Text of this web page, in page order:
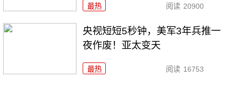
最热 阅读 20900
央视短短5秒钟，美军3年兵推一
夜作废！亚太变天
最热 阅读 16753